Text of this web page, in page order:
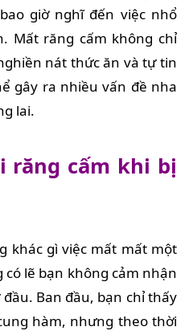
giờ nghĩ đến việc nhổ
Mất răng cấm không chỉ
nát thức ăn và tự tin
gây ra nhiều vấn đề nha
lai.
răng cấm khi bị
khác gì việc mất mất một
lẽ bạn không cảm nhận
Ban đầu, bạn chỉ thấy
hàm, nhưng theo thời